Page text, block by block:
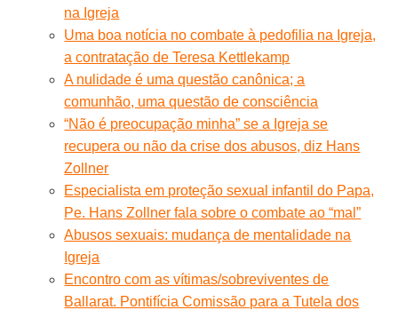
na Igreja
Uma boa notícia no combate à pedofilia na Igreja,
a contratação de Teresa Kettlekamp
A nulidade é uma questão canônica; a
comunhão, uma questão de consciência
“Não é preocupação minha” se a Igreja se
recupera ou não da crise dos abusos, diz Hans
Zollner
Especialista em proteção sexual infantil do Papa,
Pe. Hans Zollner fala sobre o combate ao “mal”
Abusos sexuais: mudança de mentalidade na
Igreja
Encontro com as vítimas/sobreviventes de
Ballarat. Pontifícia Comissão para a Tutela dos